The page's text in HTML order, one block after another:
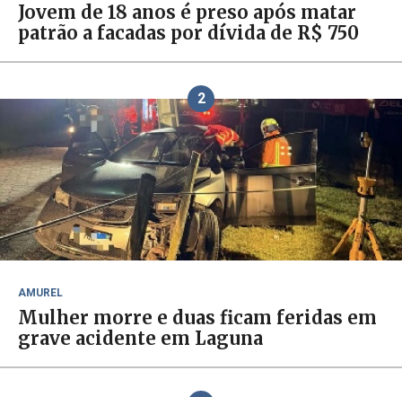
Jovem de 18 anos é preso após matar
patrão a facadas por dívida de R$ 750
2
AMUREL
Mulher morre e duas ficam feridas em
grave acidente em Laguna